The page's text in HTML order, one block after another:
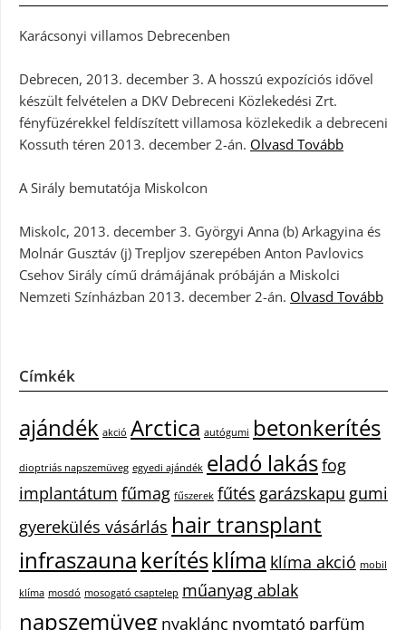
Karácsonyi villamos Debrecenben
Debrecen, 2013. december 3. A hosszú expozíciós idővel
készült felvételen a DKV Debreceni Közlekedési Zrt.
fényfüzérekkel feldíszített villamosa közlekedik a debreceni
Kossuth téren 2013. december 2-án. Olvasd Tovább
A Sirály bemutatója Miskolcon
Miskolc, 2013. december 3. Györgyi Anna (b) Arkagyina és
Molnár Gusztáv (j) Trepljov szerepében Anton Pavlovics
Csehov Sirály című drámájának próbáján a Miskolci
Nemzeti Színházban 2013. december 2-án. Olvasd Tovább
Címkék
ajándék akció Arctica autógumi betonkerítés
dioptriás napszemüveg egyedi ajándék eladó lakásfog
implantátum fűmag fűszerek fűtés garázskapu gumi
gyerekülés vásárlás hair transplant
infraszauna kerítésklíma klíma akció mobil
klíma mosdó mosogató csaptelep műanyag ablak
napszemüveg nyaklánc nyomtató parfüm